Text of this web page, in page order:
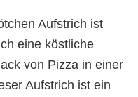
Aufstrich ist
eine köstliche
von Pizza in einer
Aufstrich ist ein